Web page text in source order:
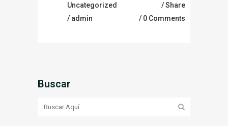
Uncategorized
/ admin
Share
0 Comments
Buscar